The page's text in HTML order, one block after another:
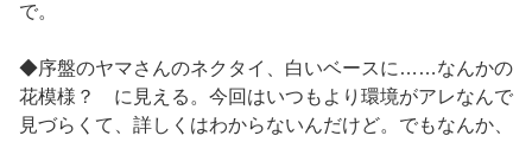
で。
◆序盤のヤマさんのネクタイ、白いベースに……なんかの
花模様？ に見える。今回はいつもより環境がアレなんで
見づらくて、詳しくはわからないんだけど。でもなんか、